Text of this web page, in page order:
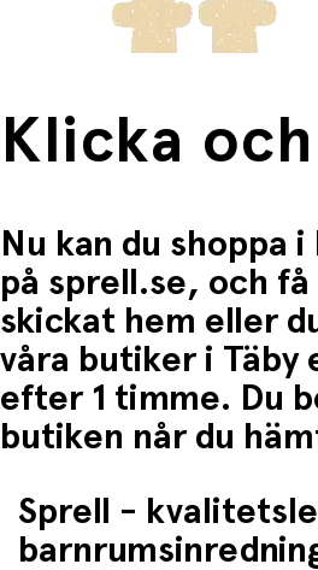
Klicka
Nu kan du shoppa
på sprell.se, och få
skickat hem eller
våra butiker i Täby
efter 1 timme. Du
butiken når du
Sprell -